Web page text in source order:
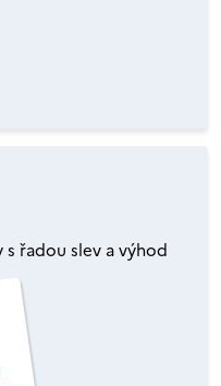
řadou slev a výhod